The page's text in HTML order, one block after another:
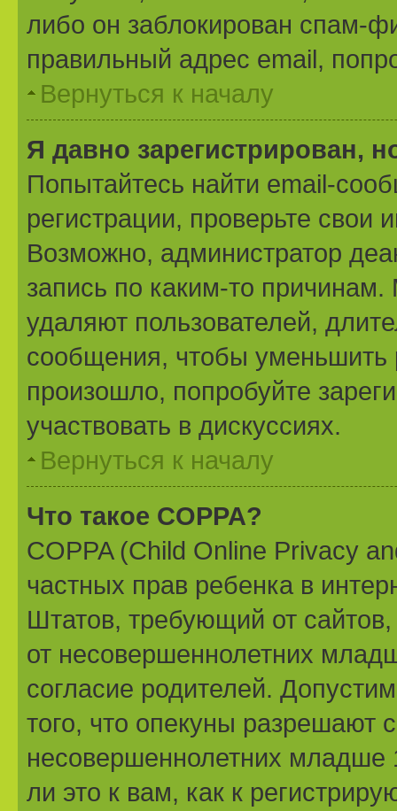
либо он заблокирован спам-
правильный адрес email,
Вернуться к началу
Я давно зарегистрирован,
Попытайтесь найти email-
регистрации, проверьте свои
Возможно, администратор
запись по каким-то
удаляют пользователей,
сообщения, чтобы
произошло, попробуйте
участвовать в дискуссиях.
Вернуться к началу
Что такое COPPA?
COPPA (Child Online Privacy
частных прав ребенка в
Штатов, требующий от
от несовершеннолетних
согласие родителей.
того, что опекуны разрешают
несовершеннолетних
ли это к вам, как к